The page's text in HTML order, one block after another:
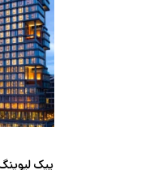
هتل موون پیک